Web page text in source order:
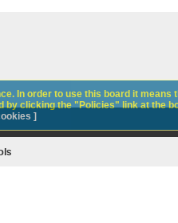
In order to use this board it means
by clicking the "Policies" link at the
]